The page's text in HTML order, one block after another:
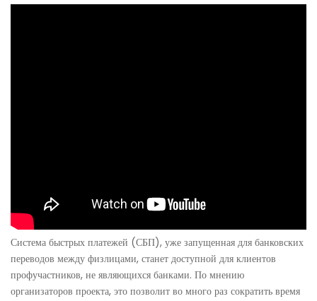
Система быстрых платежей (СБП), уже запущенная для банковских
переводов между физлицами, станет доступной для клиентов
профучастников, не являющихся банками. По мнению
организаторов проекта, это позволит во много раз сократить время